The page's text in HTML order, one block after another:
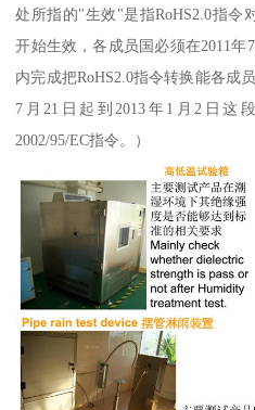
处所指的"生效"是指RoHS2.0指令
开始生效，各成员国必须在2011年
内完成把RoHS2.0指令转换能各成
7月21日起到2013年1月2日这
2002/95/EC指令。）